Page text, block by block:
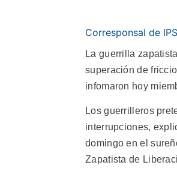
Corresponsal de IPS
La guerrilla
superación de
infomaron hoy
Los guerrilleros
interrupciones,
domingo en el
Zapatista de